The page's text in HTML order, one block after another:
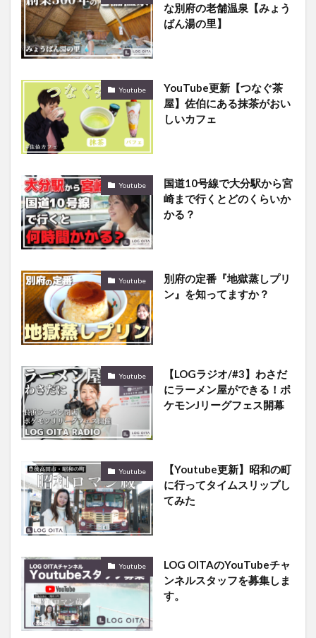
な別府の老舗温泉【みょう
ばん湯の里】
Youtube
YouTube更新【つなぐ茶
屋】佐伯にある抹茶がおい
しいカフェ
Youtube
国道10号線で大分駅から宮
崎まで行くとどのくらいか
かる？
Youtube
別府の定番『地獄蒸しプリ
ン』を知ってますか？
Youtube
【LOGラジオ/#3】わさだ
にラーメン屋ができる！ポ
ケモンJリーグフェス開幕
Youtube
【Youtube更新】昭和の町
に行ってタイムスリップし
てみた
Youtube
LOG OITAのYouTubeチャ
ンネルスタッフを募集しま
す。